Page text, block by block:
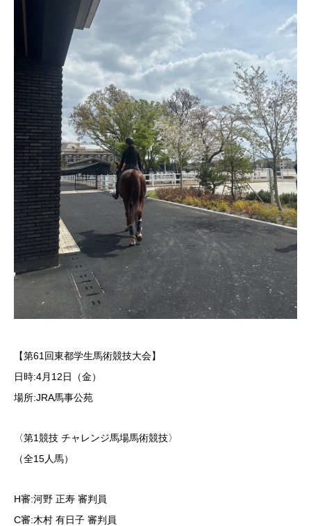
【第61回東都学生馬術競技大会】
日時:4月12日（金）
場所:JRA馬事公苑
〈第1競技 チャレンジ馬場馬術競技〉
（全15人馬）
H審:河野 正寿 審判員
C審:木村 有日子 審判員